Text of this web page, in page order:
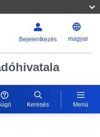
Bejelentkezés magyar
Keresés Menü